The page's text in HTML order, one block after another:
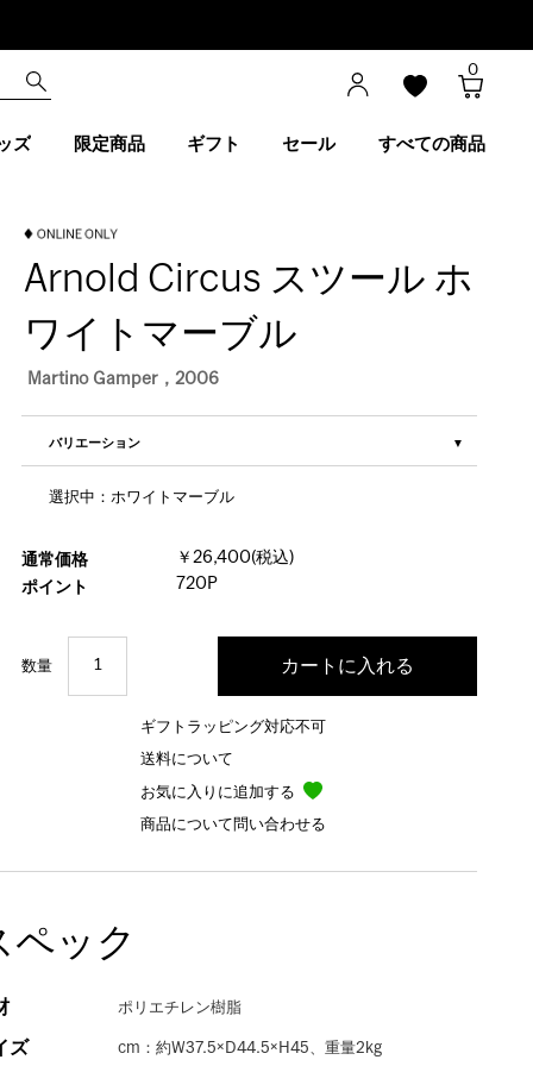
0
ズ 限定商品 ギフト セール すべての商品
Arnold Circus スツール ホ
ワイトマーブル
Martino Gamper，2006
バリエーション
選択中：ホワイトマーブル
通常価格
￥26,400(税込)
ポイント
720P
数量
ギフトラッピング対応不可
送料について
お気に入りに追加する
商品について問い合わせる
ペック
ポリエチレン樹脂
ズ cm：約W37.5×D44.5×H45、重量2kg